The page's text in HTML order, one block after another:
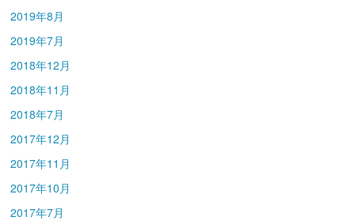
2019年8月
2019年7月
2018年12月
2018年11月
2018年7月
2017年12月
2017年11月
2017年10月
2017年7月